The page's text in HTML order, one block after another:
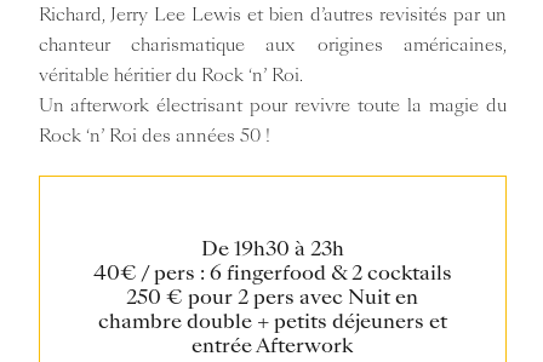
Richard, Jerry Lee Lewis et bien d’autres revisités par un
chanteur charismatique aux origines américaines,
véritable héritier du Rock ‘n’ Roi.
Un afterwork électrisant pour revivre toute la magie du
Rock ‘n’ Roi des années 50 !
De 19h30 à 23h
40€ / pers : 6 fingerfood & 2 cocktails
250 € pour 2 pers avec Nuit en
chambre double + petits déjeuners et
entrée Afterwork